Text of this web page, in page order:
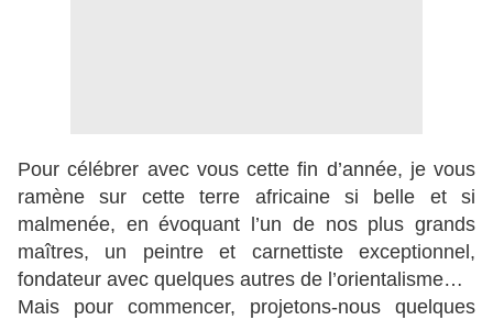
Pour célébrer avec vous cette fin d’année, je vous
ramène sur cette terre africaine si belle et si
malmenée, en évoquant l’un de nos plus grands
maîtres, un peintre et carnettiste exceptionnel,
fondateur avec quelques autres de l’orientalisme…
Mais pour commencer, projetons-nous quelques